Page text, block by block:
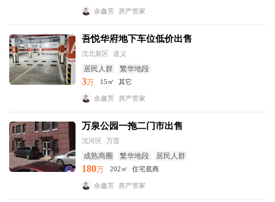
余鑫芳 房产管家
吾悦华府地下车位低价出售
沈北新区 道义
居民人群 繁华地段
3万 15㎡ 其它
余鑫芳 房产管家
万泉公园一拖二门市出售
沈河区 万莲
成熟商圈 繁华地段 居民人群
180万 202㎡ 住宅底商
余鑫芳 房产管家